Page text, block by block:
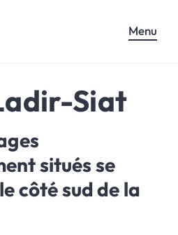
Menu
Siat
situés se
côté sud de la